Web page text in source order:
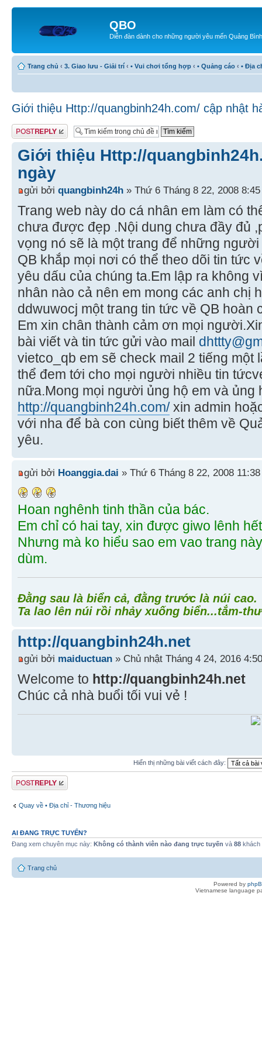
QBO
Diễn đàn dành cho những người yêu mến Quảng Bình
Trang chủ ‹ 3. Giao lưu - Giải trí ‹ • Vui chơi tổng hợp ‹ • Quảng cáo ‹ • Địa
Giới thiệu Http://quangbinh24h.com/ cập nhật
Gửi bài trả lời
Giới thiệu Http://
ngày
gửi bởi quangbinh24h » Thứ 6 Tháng 8 22, 2008
Trang web này do cá nhân em làm có
chưa được đẹp .Nội dung chưa đầy đủ
vọng nó sẽ là một trang để những
QB khắp mọi nơi có thể theo dõi tin tức
yêu dấu của chúng ta.Em lập ra không
nhân nào cả nên em mong các anh chị
ddwuwocj một trang tin tức về QB hoàn
Em xin chân thành cảm ơn mọi
bài viết và tin tức gửi vào mail
vietco_qb em sẽ check mail 2 tiếng một
thể đem tới cho mọi người nhiều tin
nữa.Mong mọi người ủng hộ em và ủng
http://quangbinh24h.com/xin admin
với nha để bà con cùng biết thêm về
yêu.
gửi bởi Hoanggia.dai » Thứ 6 Tháng 8 22, 2008
Hoan nghênh tinh thần của bác.
Em chỉ có hai tay, xin được giwo lênh
Nhưng mà ko hiểu sao em vao trang
dùm.
Đằng sau là biển cả, đằng trước là núi cao.
Ta lao lên núi rồi nhảy xuống biển...tắm-
http://quangbinh24h.net
gửi bởi maiductuan » Chủ nhật Tháng 4 24, 2016
Welcome to http://quangbinh24h.net
Chúc cả nhà buổi tối vui vẻ !
Hiển thị những bài viết cách đây:
Gửi bài trả lời
Quay về • Địa chỉ - Thương hiệu
AI ĐANG TRỰC TUYẾN?
Đang xem chuyên mục này: Không có thành viên nào đang trực tuyến và 88 khách
Trang chủ
Powered by
Vietnamese language